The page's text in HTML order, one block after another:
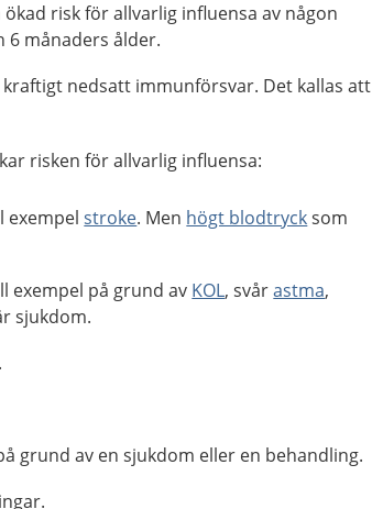
risk för allvarlig influensa av någon
6 månaders ålder.
nedsatt immunförsvar. Det kallas att
risken för allvarlig influensa:
exempelstroke. Men högt blodtrycksom
exempel på grund av KOL, svårastma,
sjukdom.
.
grund av en sjukdom eller en behandling.